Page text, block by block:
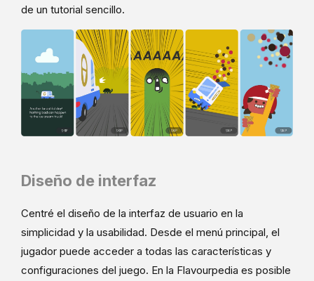
de un tutorial sencillo.
Diseño de interfaz
Centré el diseño de la interfaz de usuario en la
simplicidad y la usabilidad. Desde el menú principal, el
jugador puede acceder a todas las características y
configuraciones del juego. En la Flavourpedia es posible